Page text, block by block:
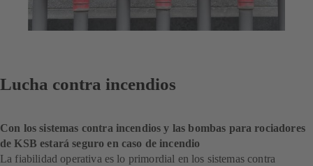
Lucha contra incendios
Con los sistemas contra incendios y las bombas para rociadores
de KSB estará seguro en caso de incendio
La fiabilidad operativa es lo primordial en los sistemas contra